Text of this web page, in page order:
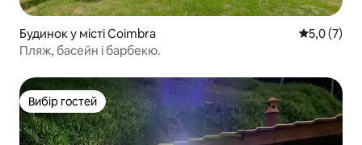
Будинок у місті Coimbra Середня
5,0 (7)
Пляж, басейн і барбекю.
Вибір гостей
Вибір гостей